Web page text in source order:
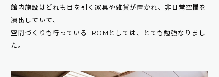
館内施設はどれも目を引く家具や雑貨が置かれ、非日常空間を
演出していて、
空間づくりも行っているFROMとしては、とても勉強なりまし
た。